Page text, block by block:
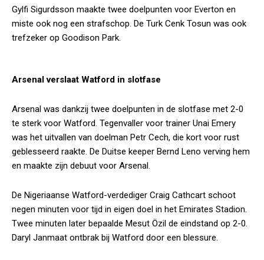
Gylfi Sigurdsson maakte twee doelpunten voor Everton en
miste ook nog een strafschop. De Turk Cenk Tosun was ook
trefzeker op Goodison Park.
Arsenal verslaat Watford in slotfase
Arsenal was dankzij twee doelpunten in de slotfase met 2-0
te sterk voor Watford. Tegenvaller voor trainer Unai Emery
was het uitvallen van doelman Petr Cech, die kort voor rust
geblesseerd raakte. De Duitse keeper Bernd Leno verving hem
en maakte zijn debuut voor Arsenal.
De Nigeriaanse Watford-verdediger Craig Cathcart schoot
negen minuten voor tijd in eigen doel in het Emirates Stadion.
Twee minuten later bepaalde Mesut Özil de eindstand op 2-0.
Daryl Janmaat ontbrak bij Watford door een blessure.